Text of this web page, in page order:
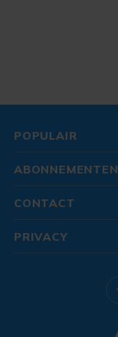
POPULAIR
ABONNEMENTEN
CONTACT
PRIVACY